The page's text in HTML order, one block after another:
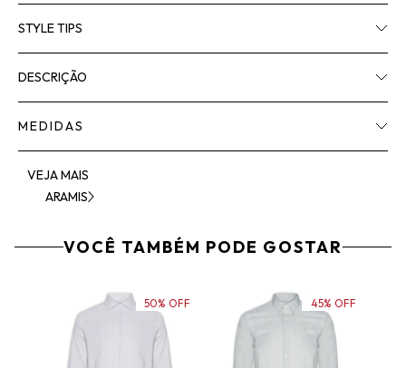
STYLE TIPS
DESCRIÇÃO
MEDIDAS
VEJA MAIS
ARAMIS
VOCÊ TAMBÉM PODE GOSTAR
50% OFF 45% OFF